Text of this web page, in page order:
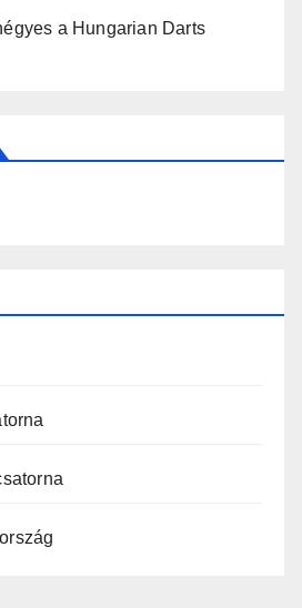
a Hungarian Darts